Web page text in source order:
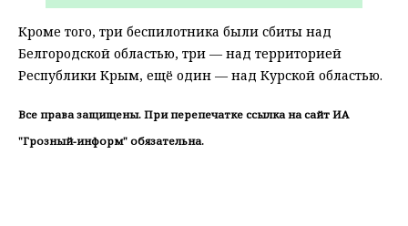
Кроме того, три беспилотника были сбиты над
Белгородской областью, три — над территорией
Республики Крым, ещё один — над Курской областью.
Все права защищены. При перепечатке ссылка на сайт ИА
"Грозный-информ" обязательна.